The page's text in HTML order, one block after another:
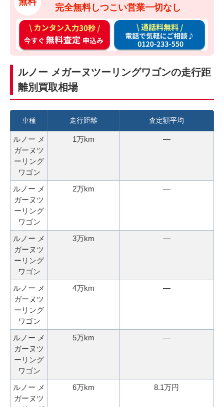
完全無料しつこい営業一切なし
カ
ン
タ
入
力
秒
今
す
ぐ
無
料
査
定
申
込
み
通
料
料
で
ご
ルノー メガーヌツーリングワゴンの走行距
離別買取相場
車種 走行距離 査定額平均
ルノー メ
ガーヌツ
ーリング
ワゴン
1万km ―
ルノー メ
ガーヌツ
ーリング
ワゴン
2万km ―
ルノー メ
ガーヌツ
ーリング
ワゴン
3万km ―
ルノー メ
ガーヌツ
ーリング
ワゴン
4万km ―
ルノー メ
ガーヌツ
ーリング
ワゴン
5万km ―
ルノー メ
ガーヌツ
6万km 8.1万円